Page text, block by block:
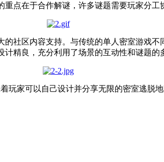
点在于合作解谜，许多谜题需要玩家分工
社区内容支持。与传统的单人密室游戏
精良，充分利用了场景的互动性和谜题的
玩家可以自己设计并分享无限的密室逃脱